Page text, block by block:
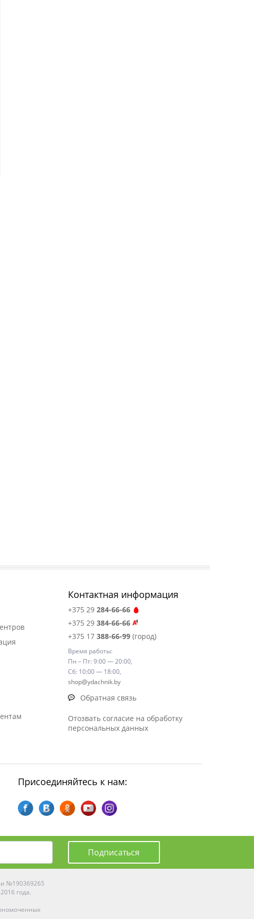
Контактная информация
+375 29 284-66-66
+375 29 384-66-66
+375 17 388-66-99(город)
Время работы:
Пн – Пт: 9:00 — 20:00,
Сб: 10:00 — 18:00,
shop@ydachnik.by
Обратная связь
Отозвать согласие на обработку
персональных данных
Присоединяйтесь к нам:
Подписаться
№190369265
года.